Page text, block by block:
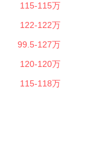
115-115万
122-122万
99.5-127万
120-120万
115-118万